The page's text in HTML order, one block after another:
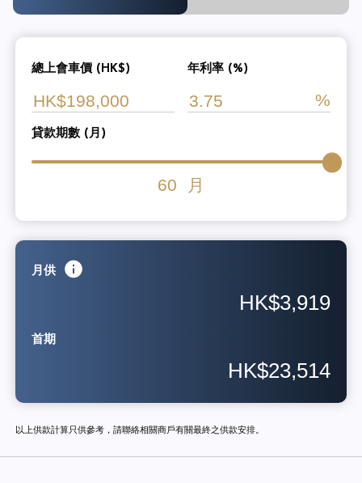
總上會車價 (HK$) 年利率 (%)
貸款期數 (月)
60 月
月供
HK$3,919
首期
HK$23,514
以上供款計算只供參考，請聯絡相關商戶有關最終之供款安排。